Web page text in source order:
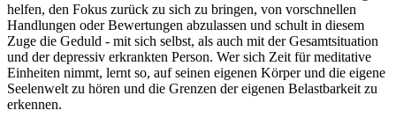
helfen, den Fokus zurück zu sich zu bringen, von vorschnellen
Handlungen oder Bewertungen abzulassen und schult in diesem
Zuge die Geduld - mit sich selbst, als auch mit der Gesamtsituation
und der depressiv erkrankten Person. Wer sich Zeit für meditative
Einheiten nimmt, lernt so, auf seinen eigenen Körper und die eigene
Seelenwelt zu hören und die Grenzen der eigenen Belastbarkeit zu
erkennen.